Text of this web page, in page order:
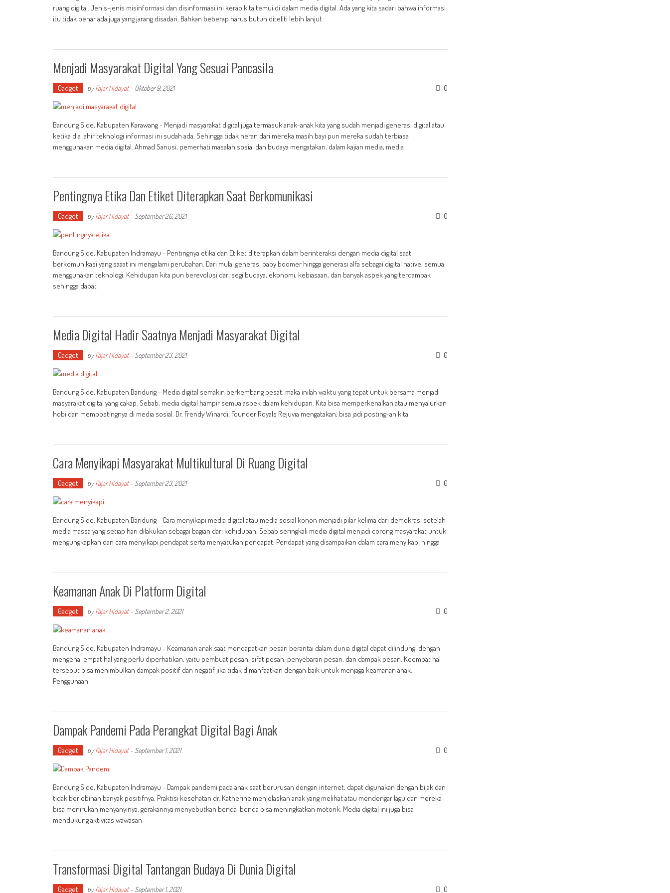
ruang digital. Jenis-jenis misinformasi dan disinformasi ini kerap kita temui di dalam media digital. Ada yang kita sadari bahwa informasi
itu tidak benar ada juga yang jarang disadari. Bahkan beberap harus butuh diteliti lebih lanjut
Menjadi Masyarakat Digital Yang Sesuai Pancasila
Gadget byFajar Hidayat- Oktober 9, 2021 0
Bandung Side, Kabupaten Karawang - Menjadi masyarakat digital juga termasuk anak-anak kita yang sudah menjadi generasi digital atau
ketika dia lahir teknologi informasi ini sudah ada. Sehingga tidak heran dari mereka masih bayi pun mereka sudah terbiasa
menggunakan media digital. Ahmad Sanusi, pemerhati masalah sosial dan budaya mengatakan, dalam kajian media, media
Pentingnya Etika Dan Etiket Diterapkan Saat Berkomunikasi
Gadget byFajar Hidayat- September 26, 2021 0
Bandung Side, Kabupaten Indramayu - Pentingnya etika dan Etiket diterapkan dalam berinteraksi dengan media digital saat
berkomunikasi yang saaat ini mengalami perubahan. Dari mulai generasi baby boomer hingga generasi alfa sebagai digital native, semua
menggunakan teknologi. Kehidupan kita pun berevolusi dari segi budaya, ekonomi, kebiasaan, dan banyak aspek yang terdampak
sehingga dapat
Media Digital Hadir Saatnya Menjadi Masyarakat Digital
Gadget byFajar Hidayat- September 23, 2021 0
Bandung Side, Kabupaten Bandung - Media digital semakin berkembang pesat, maka inilah waktu yang tepat untuk bersama menjadi
masyarakat digital yang cakap. Sebab, media digital hampir semua aspek dalam kehidupan. Kita bisa memperkenalkan atau menyalurkan
hobi dan mempostingnya di media sosial. Dr. Frendy Winardi, Founder Royals Rejuvia mengatakan, bisa jadi posting-an kita
Cara Menyikapi Masyarakat Multikultural Di Ruang Digital
Gadget byFajar Hidayat- September 23, 2021 0
Bandung Side, Kabupaten Bandung - Cara menyikapi media digital atau media sosial konon menjadi pilar kelima dari demokrasi setelah
media massa yang setiap hari dilakukan sebagai bagian dari kehidupan. Sebab seringkali media digital menjadi corong masyarakat untuk
mengungkapkan dan cara menyikapi pendapat serta menyatukan pendapat. Pendapat yang disampaikan dalam cara menyikapi hingga
Keamanan Anak Di Platform Digital
Gadget byFajar Hidayat- September 2, 2021 0
Bandung Side, Kabupaten Indramayu - Keamanan anak saat mendapatkan pesan berantai dalam dunia digital dapat dilindungi dengan
mengenal empat hal yang perlu diperhatikan, yaitu pembuat pesan, sifat pesan, penyebaran pesan, dan dampak pesan. Keempat hal
tersebut bisa menimbulkan dampak positif dan negatif jika tidak dimanfaatkan dengan baik untuk menjaga keamanan anak.
Penggunaan
Dampak Pandemi Pada Perangkat Digital Bagi Anak
Gadget byFajar Hidayat- September 1, 2021 0
Bandung Side, Kabupaten Indramayu - Dampak pandemi pada anak saat berurusan dengan internet, dapat digunakan dengan bijak dan
tidak berlebihan banyak positifnya. Praktisi kesehatan dr. Katherine menjelaskan anak yang melihat atau mendengar lagu dan mereka
bisa menirukan menyanyinya, gerakannya menyebutkan benda-benda bisa meningkatkan motorik. Media digital ini juga bisa
mendukung aktivitas wawasan
Transformasi Digital Tantangan Budaya Di Dunia Digital
Gadget byFajar Hidayat- September 1, 2021 0